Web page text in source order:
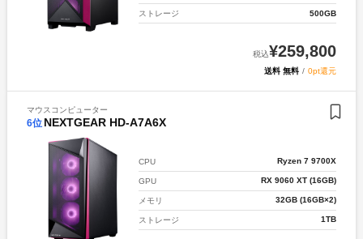
ストレージ 500GB
税込¥259,800
送料 無料 / 0pt還元
マウスコンピューター
6位 NEXTGEAR HD-A7A6X
CPU Ryzen 7 9700X
GPU RX 9060 XT (16GB)
メモリ 32GB (16GB×2)
ストレージ 1TB